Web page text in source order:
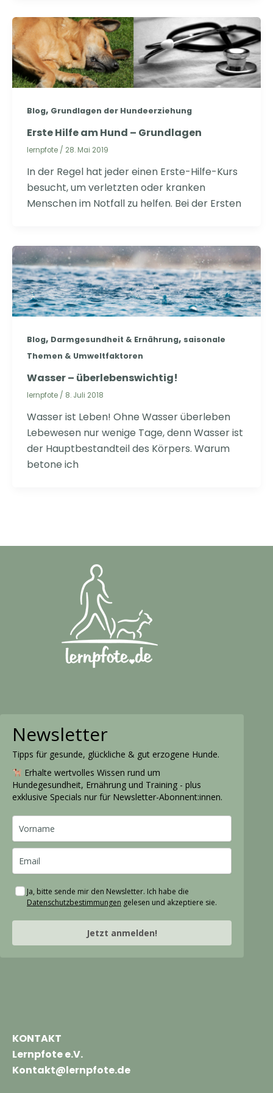
Blog, Grundlagen der Hundeerziehung
Erste Hilfe am Hund – Grundlagen
lernpfote / 28. Mai 2019
In der Regel hat jeder einen Erste-Hilfe-Kurs
besucht, um verletzten oder kranken
Menschen im Notfall zu helfen. Bei der Ersten
Blog, Darmgesundheit & Ernährung, saisonale
Themen & Umweltfaktoren
Wasser – überlebenswichtig!
lernpfote / 8. Juli 2018
Wasser ist Leben! Ohne Wasser überleben
Lebewesen nur wenige Tage, denn Wasser ist
der Hauptbestandteil des Körpers. Warum
betone ich
Newsletter
Tipps für gesunde, glückliche & gut erzogene Hunde.
Erhalte wertvolles Wissen rund um
Hundegesundheit, Ernährung und Training - plus
exklusive Specials nur für Newsletter-Abonnent:innen.
Ja, bitte sende mir den Newsletter. Ich habe die
Datenschutzbestimmungen gelesen und akzeptiere sie.
Jetzt anmelden!
KONTAKT
Lernpfote e.V.
Kontakt@lernpfote.de